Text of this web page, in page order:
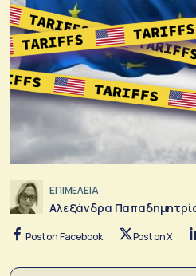
ΕΠΙΜΕΛΕΙΑ
Αλεξάνδρα
Post on Facebook Post on X